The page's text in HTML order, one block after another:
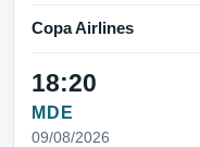
Copa Airlines
18:20
MDE
09/08/2026